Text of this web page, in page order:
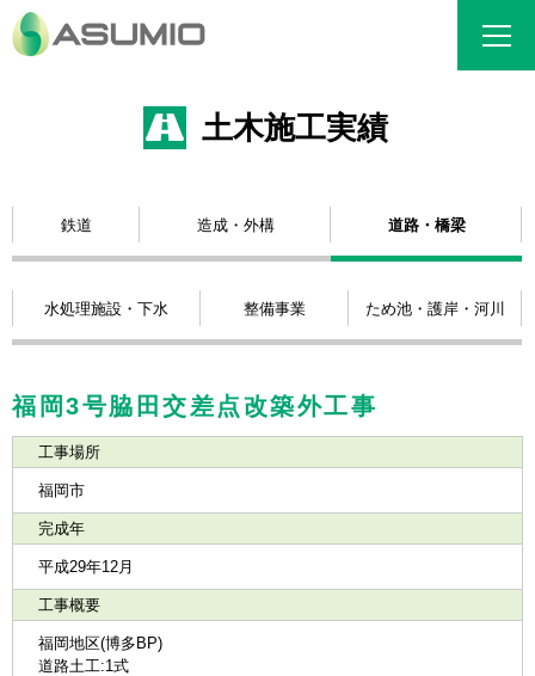
土木施工実績
鉄道 造成・外構 道路・橋梁
水処理施設・下水 整備事業 ため池・護岸・河川
福岡3号脇田交差点改築外工事
工事場所
福岡市
完成年
平成29年12月
工事概要
福岡地区(博多BP)
道路土工:1式